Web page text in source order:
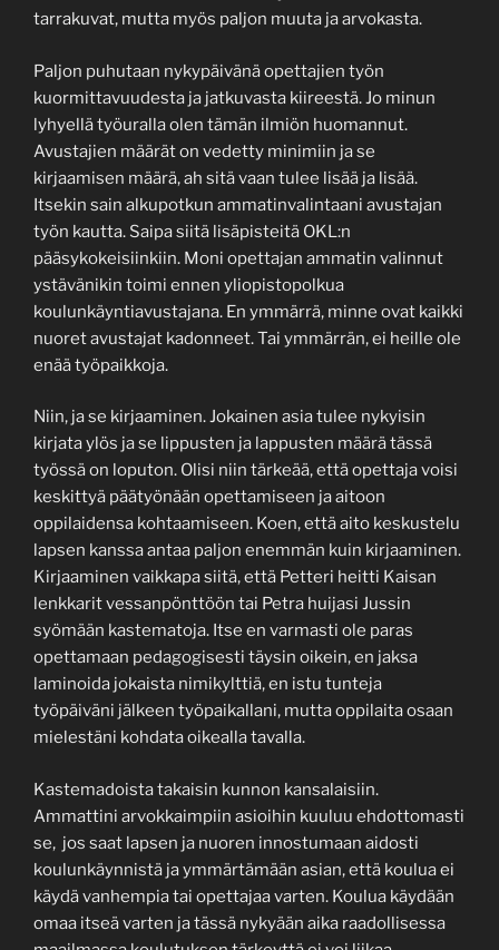
tarrakuvat, mutta myös paljon muuta ja arvokasta.
Paljon puhutaan nykypäivänä opettajien työn
kuormittavuudesta ja jatkuvasta kiireestä. Jo minun
lyhyellä työuralla olen tämän ilmiön huomannut.
Avustajien määrät on vedetty minimiin ja se
kirjaamisen määrä, ah sitä vaan tulee lisää ja lisää.
Itsekin sain alkupotkun ammatinvalintaani avustajan
työn kautta. Saipa siitä lisäpisteitä OKL:n
pääsykokeisiinkiin. Moni opettajan ammatin valinnut
ystävänikin toimi ennen yliopistopolkua
koulunkäyntiavustajana. En ymmärrä, minne ovat kaikki
nuoret avustajat kadonneet. Tai ymmärrän, ei heille ole
enää työpaikkoja.
Niin, ja se kirjaaminen. Jokainen asia tulee nykyisin
kirjata ylös ja se lippusten ja lappusten määrä tässä
työssä on loputon. Olisi niin tärkeää, että opettaja voisi
keskittyä päätyönään opettamiseen ja aitoon
oppilaidensa kohtaamiseen. Koen, että aito keskustelu
lapsen kanssa antaa paljon enemmän kuin kirjaaminen.
Kirjaaminen vaikkapa siitä, että Petteri heitti Kaisan
lenkkarit vessanpönttöön tai Petra huijasi Jussin
syömään kastematoja. Itse en varmasti ole paras
opettamaan pedagogisesti täysin oikein, en jaksa
laminoida jokaista nimikylttiä, en istu tunteja
työpäiväni jälkeen työpaikallani, mutta oppilaita osaan
mielestäni kohdata oikealla tavalla.
Kastemadoista takaisin kunnon kansalaisiin.
Ammattini arvokkaimpiin asioihin kuuluu ehdottomasti
se, jos saat lapsen ja nuoren innostumaan aidosti
koulunkäynnistä ja ymmärtämään asian, että koulua ei
käydä vanhempia tai opettajaa varten. Koulua käydään
omaa itseä varten ja tässä nykyään aika raadollisessa